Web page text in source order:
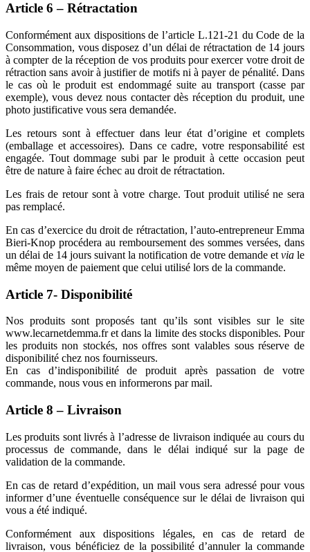
Article 6 – Rétractation
Conformément aux dispositions de l’article L.121-21 du Code de la
Consommation, vous disposez d’un délai de rétractation de 14 jours
à compter de la réception de vos produits pour exercer votre droit de
rétraction sans avoir à justifier de motifs ni à payer de pénalité. Dans
le cas où le produit est endommagé suite au transport (casse par
exemple), vous devez nous contacter dès réception du produit, une
photo justificative vous sera demandée.
Les retours sont à effectuer dans leur état d’origine et complets
(emballage et accessoires). Dans ce cadre, votre responsabilité est
engagée. Tout dommage subi par le produit à cette occasion peut
être de nature à faire échec au droit de rétractation.
Les frais de retour sont à votre charge. Tout produit utilisé ne sera
pas remplacé.
En cas d’exercice du droit de rétractation, l’auto-entrepreneur Emma
Bieri-Knop procédera au remboursement des sommes versées, dans
un délai de 14 jours suivant la notification de votre demande et via le
même moyen de paiement que celui utilisé lors de la commande.
Article 7- Disponibilité
Nos produits sont proposés tant qu’ils sont visibles sur le site
www.lecarnetdemma.fr et dans la limite des stocks disponibles. Pour
les produits non stockés, nos offres sont valables sous réserve de
disponibilité chez nos fournisseurs.
En cas d’indisponibilité de produit après passation de votre
commande, nous vous en informerons par mail.
Article 8 – Livraison
Les produits sont livrés à l’adresse de livraison indiquée au cours du
processus de commande, dans le délai indiqué sur la page de
validation de la commande.
En cas de retard d’expédition, un mail vous sera adressé pour vous
informer d’une éventuelle conséquence sur le délai de livraison qui
vous a été indiqué.
Conformément aux dispositions légales, en cas de retard de
livraison, vous bénéficiez de la possibilité d’annuler la commande